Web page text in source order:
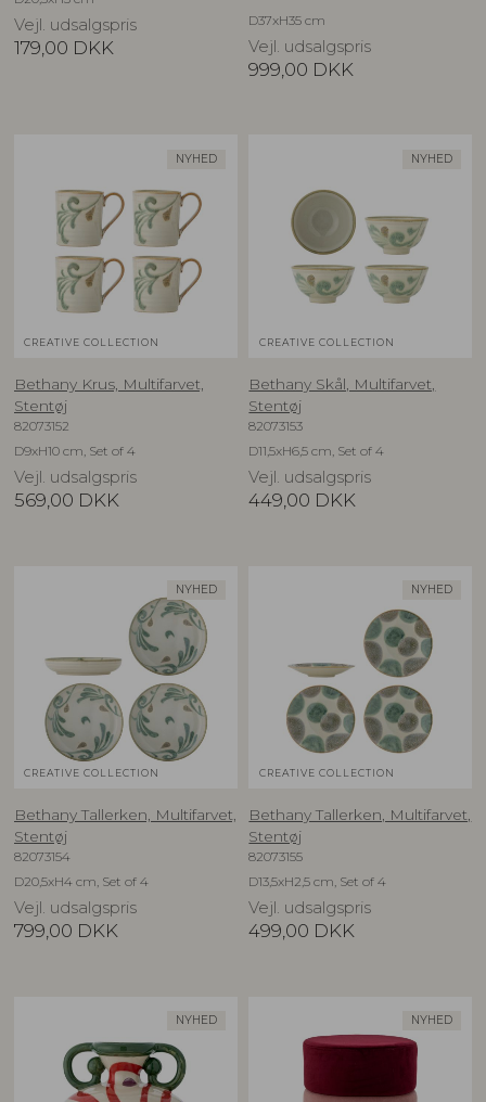
Vejl. udsalgspris
179,00 DKK
D37xH35 cm
Vejl. udsalgspris
999,00 DKK
NYHED
CREATIVE COLLECTION
Bethany Krus, Multifarvet,
Stentøj
82073152
D9xH10 cm, Set of 4
Vejl. udsalgspris
569,00 DKK
NYHED
CREATIVE COLLECTION
Bethany Skål, Multifarvet,
Stentøj
82073153
D11,5xH6,5 cm, Set of 4
Vejl. udsalgspris
449,00 DKK
NYHED
CREATIVE COLLECTION
Bethany Tallerken, Multifarvet,
Stentøj
82073154
D20,5xH4 cm, Set of 4
Vejl. udsalgspris
799,00 DKK
NYHED
CREATIVE COLLECTION
Bethany Tallerken, Multifarvet,
Stentøj
82073155
D13,5xH2,5 cm, Set of 4
Vejl. udsalgspris
499,00 DKK
NYHED NYHED